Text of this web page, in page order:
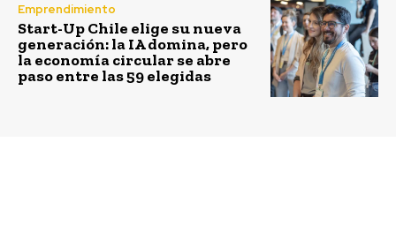
Emprendimiento
Start-Up Chile elige su nueva
generación: la IA domina, pero
la economía circular se abre
paso entre las 59 elegidas